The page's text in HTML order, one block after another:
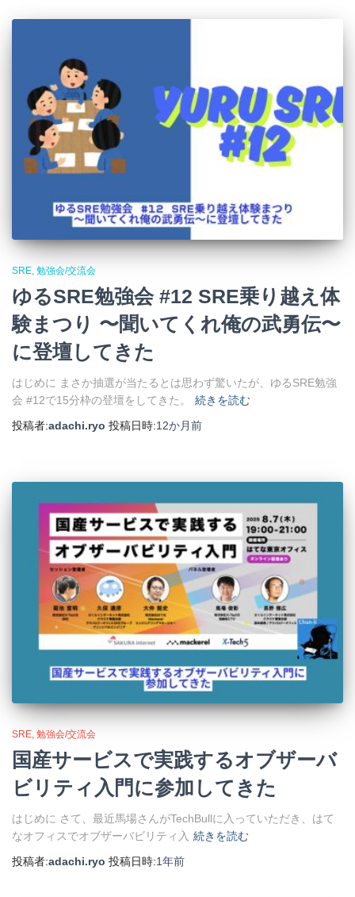
SRE 勉強会/交流会
ゆるSRE勉強会 #12 SRE乗り越え体
験まつり 〜聞いてくれ俺の武勇伝〜
に登壇してきた
はじめに まさか抽選が当たるとは思わず驚いたが、ゆるSRE勉強
会 #12で15分枠の登壇をしてきた。
続きを読む
投稿者:adachi.ryo 投稿日時:12か月前
SRE 勉強会/交流会
国産サービスで実践するオブザーバ
ビリティ入門に参加してきた
はじめに さて、最近馬場さんがTechBullに入っていただき、はて
なオフィスでオブザーバビリティ入 続きを読む
投稿者:adachi.ryo 投稿日時:1年前